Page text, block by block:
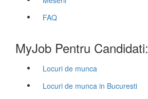
FAQ
MyJob Pentru Candidati:
Locuri de munca
Locuri de munca in Bucuresti